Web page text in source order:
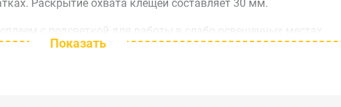
Раскрытие охвата клещей составляет 30 мм.
с подсветкой для работы в слабо освещенных местах.
Показать